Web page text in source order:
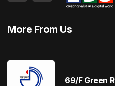
More From Us
69/F Green